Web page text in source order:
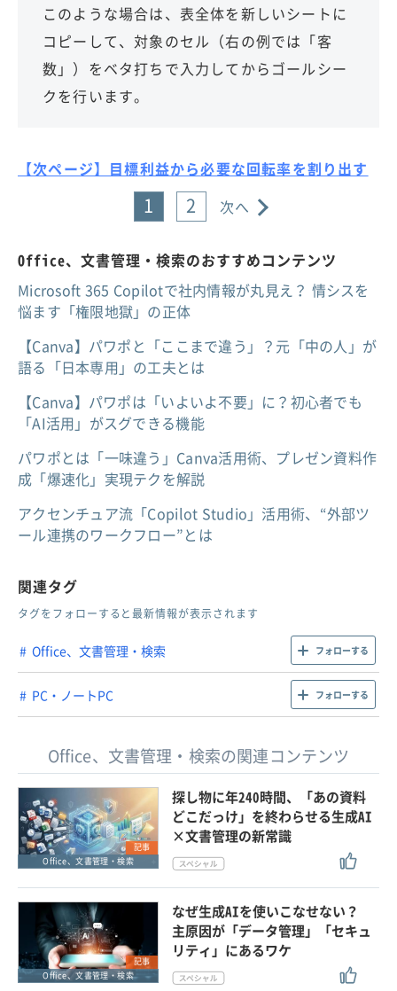
このような場合は、表全体を新しいシートに
コピーして、対象のセル（右の例では「客
数」）をベタ打ちで入力してからゴールシー
クを行います。
【次ページ】目標利益から必要な回転率を割り出す
1 2 次へ
Office、文書管理・検索のおすすめコンテンツ
Microsoft 365 Copilotで社内情報が丸見え？ 情シスを
悩ます「権限地獄」の正体
【Canva】パワポと「ここまで違う」？元「中の人」が
語る「日本専用」の工夫とは
【Canva】パワポは「いよいよ不要」に？初心者でも
「AI活用」がスグできる機能
パワポとは「一味違う」Canva活用術、プレゼン資料作
成「爆速化」実現テクを解説
アクセンチュア流「Copilot Studio」活用術、“外部ツ
ール連携のワークフロー”とは
関連タグ
タグをフォローすると最新情報が表示されます
Office、文書管理・検索 フォローする
PC・ノートPC フォローする
Office、文書管理・検索の関連コンテンツ
記事
Office、文書管理・検索
探し物に年240時間、「あの資料
どこだっけ」を終わらせる生成AI
×文書管理の新常識
記事
Office、文書管理・検索
なぜ生成AIを使いこなせない？
主原因が「データ管理」「セキュ
リティ」にあるワケ